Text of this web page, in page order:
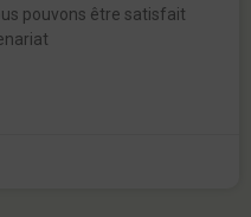
pouvons être satisfait